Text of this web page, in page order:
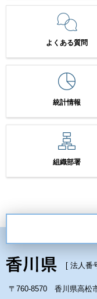
よくある質問
統計情報
組織部署
[ 法人番
〒760-8570 香川県高松